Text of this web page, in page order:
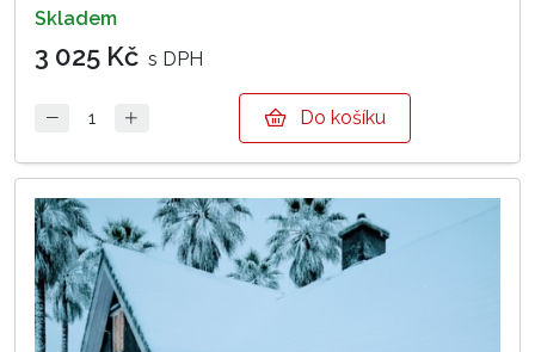
skladem
3 025 Kč s DPH
Do košíku